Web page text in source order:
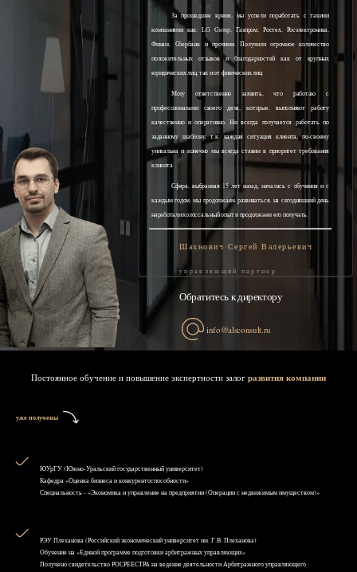
За прошедшее время, мы успели поработать с такими
компаниями как: LG Group, Газпром, Ростех, Росэлектроника,
Финам, Сбербанк и прочими. Получили огромное количество
положительных отзывов и благодарностей как от крупных
юридических лиц, так и от физических лиц.
Могу ответственно заявить, что работаю с
профессионалами своего дела, которые, выполняют работу
качественно и оперативно. Ни всегда получается работать по
заданному шаблону, т.к. каждая ситуация клиента, по-своему
уникальна и конечно мы всегда ставим в приоритет требования
клиента.
Сфера, выбранная 15 лет назад, началась с обучения и с
каждым годом, мы продолжаем развиваться, на сегодняшний день
наработали колоссальный опыт и продолжаем его получать.
Шахнович Сергей Валерьевич
управляющий партнер
Обратитесь к директору
info@alsconsult.ru
Постоянное обучение и повышение экспертности залог развития компании
уже получены
ЮУрГУ (Южно-Уральский государственный университет)
Кафедра «Оценка бизнеса и конкурентоспособности»
Специальность - «Экономика и управление на предприятии (Операции с недвижимым имуществом)»
РЭУ Плеханова (Российский экономический университет им. Г.В. Плеханова)
Обучение на «Единой программе подготовки арбитражных управляющих»
Получено свидетельство РОСРЕЕСТРА на ведение деятельности Арбитражного управляющего